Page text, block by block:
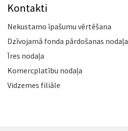
Kontakti
Nekustamo īpašumu vērtēšana
Dzīvojamā fonda pārdošanas nodaļa
Īres nodaļa
Komercplatību nodaļa
Vidzemes filiāle